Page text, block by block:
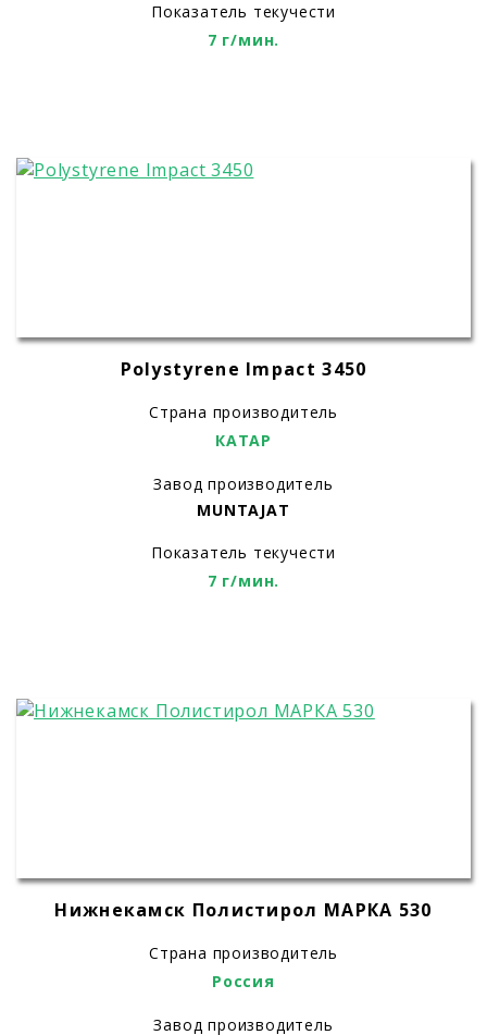
Показатель текучести
7 г/мин.
Polystyrene Impact 3450
Страна производитель
КАТАР
Завод производитель
MUNTAJAT
Показатель текучести
7 г/мин.
Нижнекамск Полистирол МАРКА 530
Страна производитель
Россия
Завод производитель